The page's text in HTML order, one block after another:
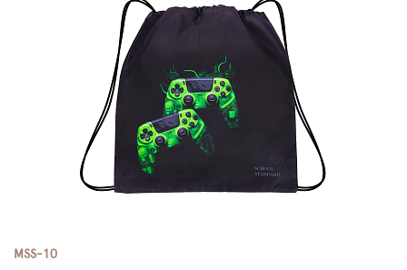
MSS-10